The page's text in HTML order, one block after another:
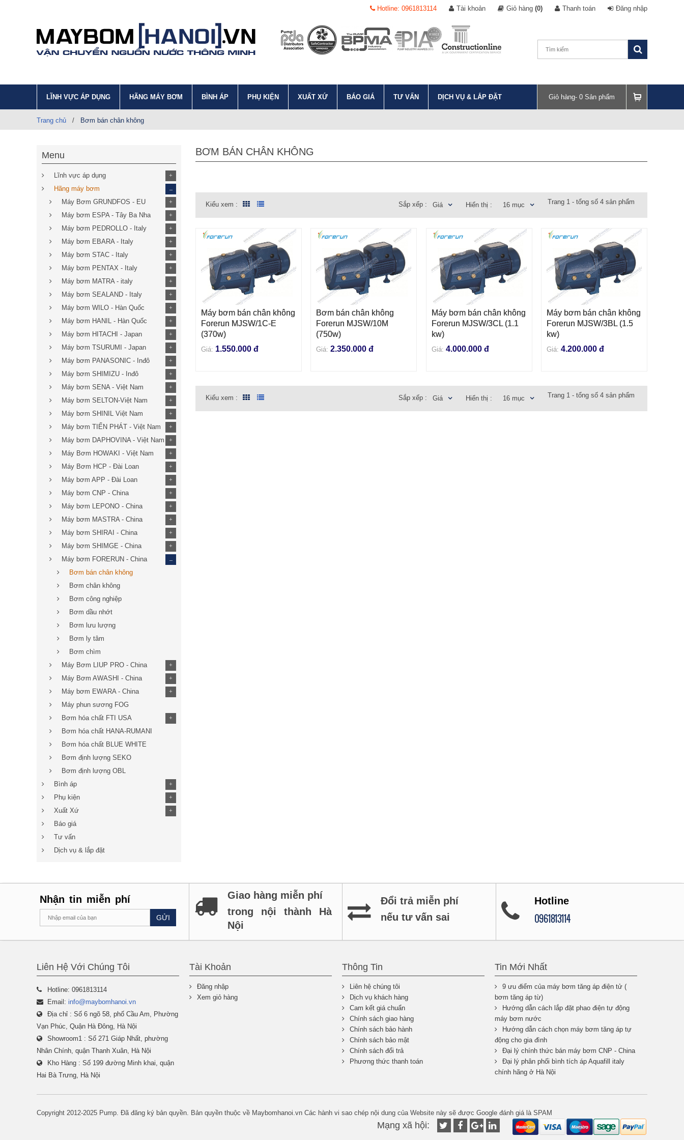
Hotline: 0961813114 Tài khoản Giỏ hàng (0) Thanh toán Đăng nhập
LĨNH VỰC ÁP DỤNG HÃNG MÁY BƠM BÌNH ÁP PHỤ KIỆN XUẤT XỨ BÁO GIÁ TƯ VẤN DỊCH VỤ & LẮP ĐẶT Giỏ hàng- 0 Sản phẩm
Trang chủ / Bơm bán chân không
BƠM BÁN CHÂN KHÔNG
Kiểu xem : Trang 1 - tổng số 4 sản phẩm
Hiển thị : 16 mục
Sắp xếp : Giá
THÊM VÀO GIỎ HÀNG
Máy bơm bán chân không
Forerun MJSW/1C-E
(370w)
Giá: 1.550.000 đ
THÊM VÀO GIỎ HÀNG
Bơm bán chân không
Forerun MJSW/10M
(750w)
Giá: 2.350.000 đ
THÊM VÀO GIỎ HÀNG
Máy bơm bán chân không
Forerun MJSW/3CL (1.1
kw)
Giá: 4.000.000 đ
THÊM VÀO GIỎ HÀNG
Máy bơm bán chân không
Forerun MJSW/3BL (1.5
kw)
Giá: 4.200.000 đ
Kiểu xem : Trang 1 - tổng số 4 sản phẩm
Hiển thị : 16 mục
Sắp xếp : Giá
Menu
Lĩnh vực áp dụng +
Hãng máy bơm
Máy Bơm GRUNDFOS - EU +
Máy bơm ESPA - Tây Ba Nha +
Máy bơm PEDROLLO - Italy +
Máy bơm EBARA - Italy +
Máy bơm STAC - Italy +
Máy bơm PENTAX - Italy +
Máy bơm MATRA - italy +
Máy bơm SEALAND - Italy +
Máy bơm WILO - Hàn Quốc +
Máy bơm HANIL - Hàn Quốc +
Máy bơm HITACHI - Japan +
Máy bơm TSURUMI - Japan +
Máy bơm PANASONIC - Inđô +
Máy bơm SHIMIZU - Inđô +
Máy bơm SENA - Việt Nam +
Máy bơm SELTON-Việt Nam +
Máy bơm SHINIL Việt Nam +
Máy bơm TIẾN PHÁT - Việt Nam +
Máy bơm DAPHOVINA - Việt Nam +
Máy Bơm HOWAKI - Việt Nam +
Máy Bơm HCP - Đài Loan +
Máy bơm APP - Đài Loan +
Máy bơm CNP - China +
Máy bơm LEPONO - China +
Máy bơm MASTRA - China +
Máy bơm SHIRAI - China +
Máy bơm SHIMGE - China +
Máy bơm FORERUN - China
Bơm bán chân không
Bơm chân không
Bơm công nghiệp
Bơm dầu nhớt
Bơm lưu lượng
Bơm ly tâm
Bơm chìm
Máy Bơm LIUP PRO - China
+
Máy Bơm AWASHI - China +
Máy bơm EWARA - China +
Máy phun sương FOG
Bơm hóa chất FTI USA
+
Bơm hóa chất HANA-RUMANI
Bơm hóa chất BLUE WHITE
Bơm định lượng SEKO
Bơm định lượng OBL
Bình áp
+
Phụ kiện +
Xuất Xứ +
Báo giá
Tư vấn
Dịch vụ & lắp đặt
Nhận tin miễn phí
GỬI
Giao hàng miễn phí
trong nội thành Hà
Nội
Đổi trả miễn phí
nếu tư vấn sai
Hotline
0961813114
Liên Hệ Với Chúng Tôi
Hotline: 0961813114
Email: info@maybomhanoi.vn
Địa chỉ : Số 6 ngõ 58, phố Cầu Am, Phường
Vạn Phúc, Quận Hà Đông, Hà Nội
Showroom1 : Số 271 Giáp Nhất, phường
Nhân Chính, quận Thanh Xuân, Hà Nội
Kho Hàng : Số 199 đường Minh khai, quận
Hai Bà Trưng, Hà Nội
Tài Khoản
Đăng nhập
Xem giỏ hàng
Thông Tin
Liên hệ chúng tôi
Dịch vụ khách hàng
Cam kết giá chuẩn
Chính sách giao hàng
Chính sách bảo hành
Chính sách bảo mật
Chính sách đổi trả
Phương thức thanh toán
Tin Mới Nhất
9 ưu điểm của máy bơm tăng áp điện tử (
bơm tăng áp từ)
Hướng dẫn cách lắp đặt phao điện tự động
máy bơm nước
Hướng dẫn cách chọn máy bơm tăng áp tự
động cho gia đình
Đại lý chính thức bán máy bơm CNP - China
Đại lý phân phối bình tích áp Aquafill italy
chính hãng ở Hà Nội
Copyright 2012-2025 Pump. Đã đăng ký bản quyền. Bản quyền thuộc về Maybomhanoi.vn Các hành vi sao chép nội dung của Website này sẽ được Google đánh giá là SPAM
Mạng xã hội: